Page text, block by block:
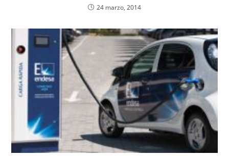
24 marzo, 2014